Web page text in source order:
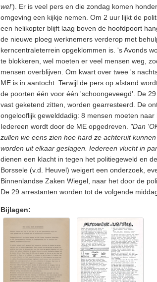
wel'). Er is veel pers en die zondag komen
omgeving een kijkje nemen. Om 2 uur lijkt de
een helikopter blijft laag boven de hoofdpoort
de nieuwe ploeg werknemers verderop met
kerncentraleterrein opgeklommen is. 's Avonds
te blokkeren, wel moeten er veel mensen weg,
mensen overblijven. Om kwart over twee 's
ME is in aantocht. Terwijl de pers op afstand
de poorten één voor één 'schoongeveegd'. De
vast geketend zitten, worden gearresteerd. De
ongelooflijk gewelddadig: 8 mensen moeten naar
Iedereen wordt door de ME opgedreven. "Dan
zullen we eens zien hoe hard ze achteruit
worden uit elkaar geslagen. Iedereen vlucht in
dienen een klacht in tegen het politiegeweld en
Borssele (v.d. Heuvel) weigert een onderzoek,
Binnenlandse Zaken Wiegel, naar het door de
De 29 arrestanten worden tot de volgende
Bijlagen: